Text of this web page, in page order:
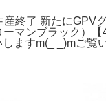
終了 新たにGPV
マンブラック）
ますm(_ _)mご覧